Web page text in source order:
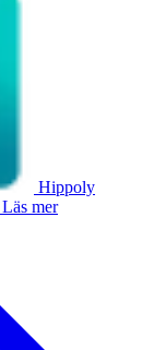
Hippoly
Läs mer